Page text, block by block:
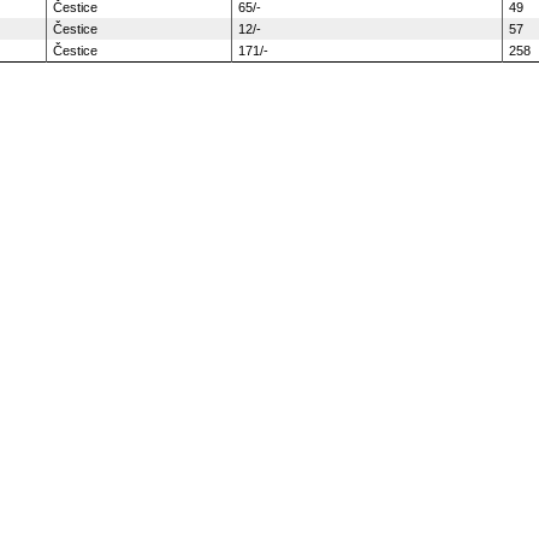
Čestice 65/-
49
Čestice 12/-
57
Čestice 171/- 258